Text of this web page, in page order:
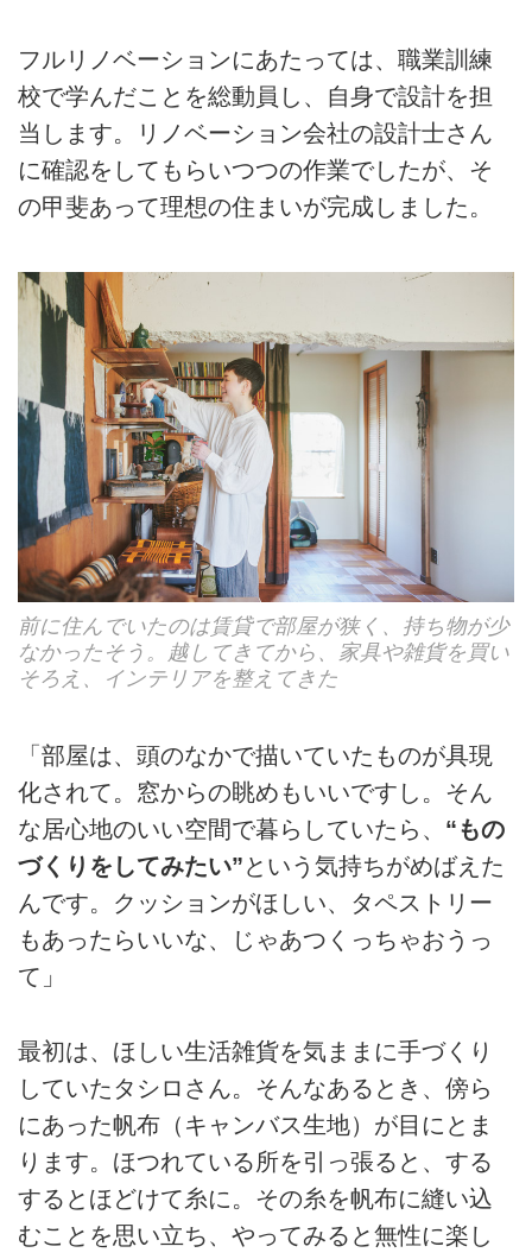
フルリノベーションにあたっては、職業訓練
校で学んだことを総動員し、自身で設計を担
当します。リノベーション会社の設計士さん
に確認をしてもらいつつの作業でしたが、そ
の甲斐あって理想の住まいが完成しました。
前に住んでいたのは賃貸で部屋が狭く、持ち物が少
なかったそう。越してきてから、家具や雑貨を買い
そろえ、インテリアを整えてきた
「部屋は、頭のなかで描いていたものが具現
化されて。窓からの眺めもいいですし。そん
な居心地のいい空間で暮らしていたら、 “もの
づくりをしてみたい”という気持ちがめばえた
んです。クッションがほしい、タペストリー
もあったらいいな、じゃあつくっちゃおうっ
て」
最初は、ほしい生活雑貨を気ままに手づくり
していたタシロさん。そんなあるとき、傍ら
にあった帆布（キャンバス生地）が目にとま
ります。ほつれている所を引っ張ると、する
するとほどけて糸に。その糸を帆布に縫い込
むことを思い立ち、やってみると無性に楽し